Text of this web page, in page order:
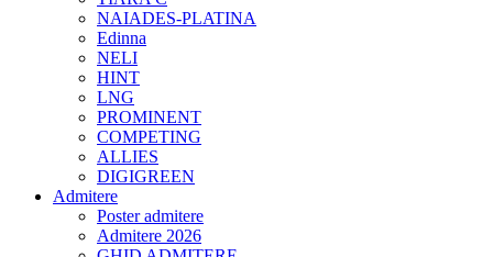
NAIADES-PLATINA
Edinna
NELI
HINT
LNG
PROMINENT
COMPETING
ALLIES
DIGIGREEN
Admitere
Poster admitere
Admitere 2026